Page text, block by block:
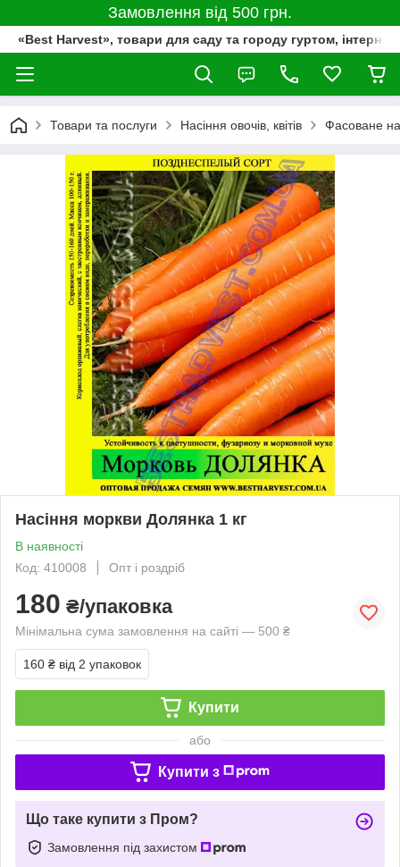
Замовлення від 500 грн.
«Best Harvest», товари для саду та городу гуртом,
Товари та послуги Насіння овочів, квітів Фасоване
Насіння моркви Долянка 1 кг
В наявності
Код: 410008
Опт і роздріб
180 ₴/упаковка
Мінімальна сума замовлення на сайті — 500 ₴
160 ₴ від 2 упаковок
Купити
або
Купити з
Що таке купити з Пром?
Замовлення під захистом